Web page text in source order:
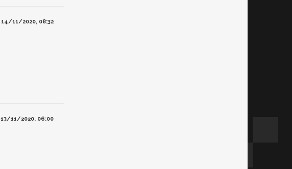
14/11/2020, 08:32
13/11/2020, 06:00